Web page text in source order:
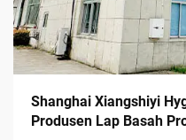
Shanghai Xiangshiyi
Produsen Lap Basah